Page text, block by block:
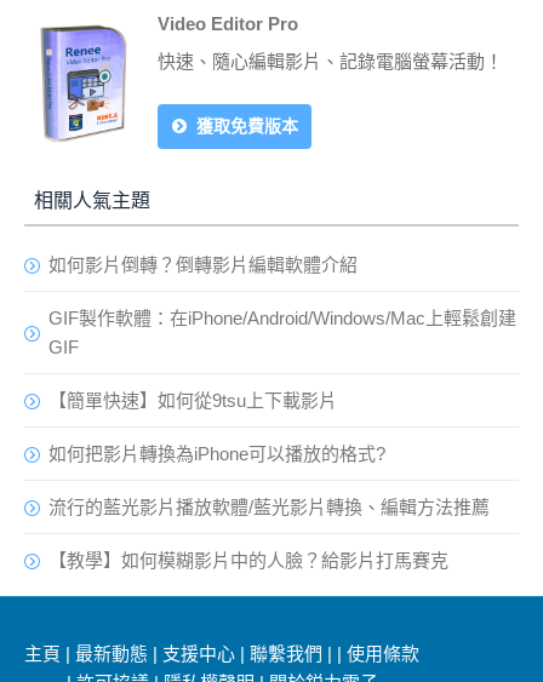
Video Editor Pro
快速、隨心編輯影片、記錄電腦螢幕活動！
獲取免費版本
相關人氣主題
如何影片倒轉？倒轉影片編輯軟體介紹
GIF製作軟體：在iPhone/Android/Windows/Mac上輕鬆創建
GIF
【簡單快速】如何從9tsu上下載影片
如何把影片轉換為iPhone可以播放的格式?
流行的藍光影片播放軟體/藍光影片轉換、編輯方法推薦
【教學】如何模糊影片中的人臉？給影片打馬賽克
主頁 |最新動態 | 支援中心 |聯繫我們 | |使用條款